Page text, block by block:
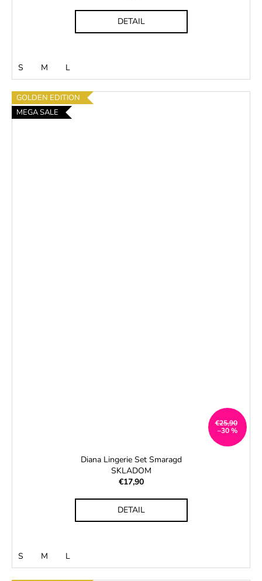
DETAIL
S M L
GOLDEN EDITION
MEGA SALE
€25,90
–30 %
Diana Lingerie Set Smaragd
SKLADOM
€17,90
DETAIL
S M L